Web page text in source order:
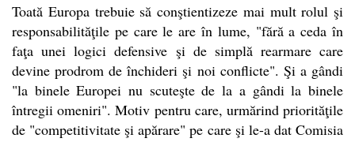
Toată Europa trebuie să conştientizeze mai mult rolul şi
responsabilităţile pe care le are în lume, "fără a ceda în
faţa unei logici defensive şi de simplă rearmare care
devine prodrom de închideri şi noi conflicte". Şi a gândi
"la binele Europei nu scuteşte de la a gândi la binele
întregii omeniri". Motiv pentru care, urmărind priorităţile
de "competitivitate şi apărare" pe care şi le-a dat Comisia